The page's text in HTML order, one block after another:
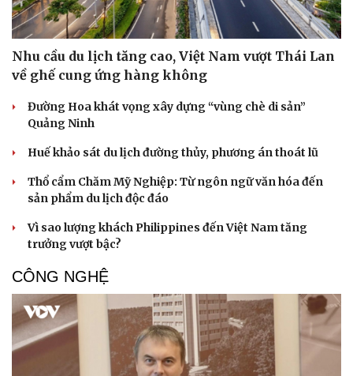
Nhu cầu du lịch tăng cao, Việt Nam vượt Thái Lan
về ghế cung ứng hàng không
Đường Hoa khát vọng xây dựng “vùng chè di sản”
Quảng Ninh
Huế khảo sát du lịch đường thủy, phương án thoát lũ
Thổ cẩm Chăm Mỹ Nghiệp: Từ ngôn ngữ văn hóa đến
sản phẩm du lịch độc đáo
Vì sao lượng khách Philippines đến Việt Nam tăng
trưởng vượt bậc?
CÔNG NGHỆ